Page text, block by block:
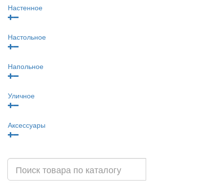
Настенное
Настольное
Напольное
Уличное
Аксессуары